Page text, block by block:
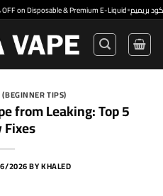
& Premium E-Liquid•
نصائح للمبتدئين (BEGINNER TIPS)
from Leaking: Top 5
Fixes
2026BYKHALED